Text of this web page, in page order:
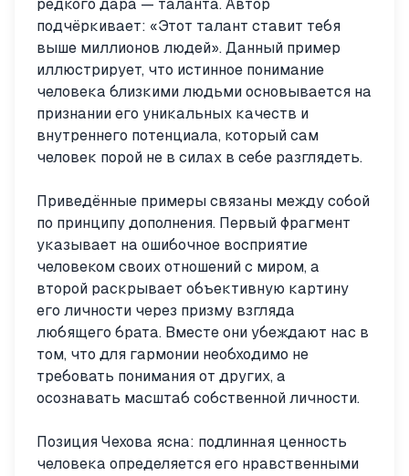
редкого дара — таланта. Автор
подчёркивает: «Этот талант ставит тебя
выше миллионов людей». Данный пример
иллюстрирует, что истинное понимание
человека близкими людьми основывается на
признании его уникальных качеств и
внутреннего потенциала, который сам
человек порой не в силах в себе разглядеть.
Приведённые примеры связаны между собой
по принципу дополнения. Первый фрагмент
указывает на ошибочное восприятие
человеком своих отношений с миром, а
второй раскрывает объективную картину
его личности через призму взгляда
любящего брата. Вместе они убеждают нас в
том, что для гармонии необходимо не
требовать понимания от других, а
осознавать масштаб собственной личности.
Позиция Чехова ясна: подлинная ценность
человека определяется его нравственными